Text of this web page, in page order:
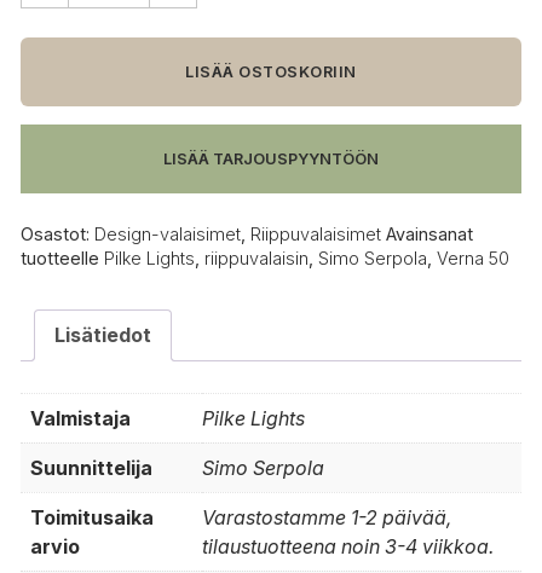
Verna
riippuvalaisin
määrä
LISÄÄ OSTOSKORIIN
LISÄÄ TARJOUSPYYNTÖÖN
Osastot: Design-valaisimet Riippuvalaisimet Avainsanat
tuotteelle Pilke Lights riippuvalaisin Simo Serpola Verna 50
Lisätiedot
Valmistaja Pilke Lights
Suunnittelija Simo Serpola
Toimitusaika
arvio
Varastostamme 1-2 päivää,
tilaustuotteena noin 3-4 viikkoa.